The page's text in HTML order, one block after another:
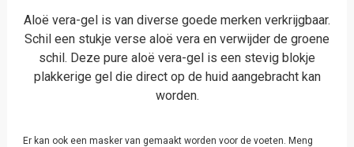
Aloë vera-gel is van diverse goede merken verkrijgbaar.
Schil een stukje verse aloë vera en verwijder de groene
schil. Deze pure aloë vera-gel is een stevig blokje
plakkerige gel die direct op de huid aangebracht kan
worden.
Er kan ook een masker van gemaakt worden voor de voeten. Meng